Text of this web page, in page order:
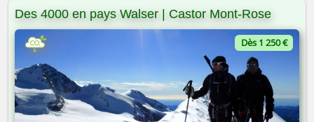
On y va ? 🎒
Pourquoi pas vous ? 😎
Des 4000 en pays Walser | Castor Mont-Rose
Dès 1 250 €